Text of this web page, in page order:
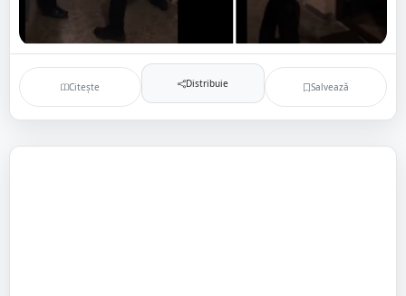
Citește Distribuie Salvează